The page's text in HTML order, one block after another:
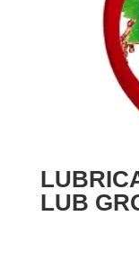
LUB